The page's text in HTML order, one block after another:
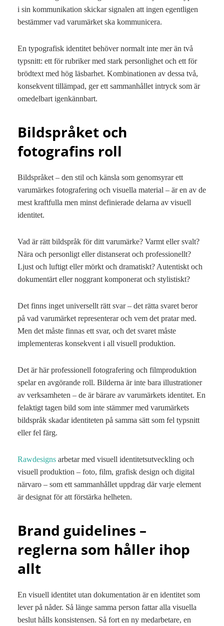
i sin kommunikation skickar signalen att ingen egentligen
bestämmer vad varumärket ska kommunicera.
En typografisk identitet behöver normalt inte mer än två
typsnitt: ett för rubriker med stark personlighet och ett för
brödtext med hög läsbarhet. Kombinationen av dessa två,
konsekvent tillämpad, ger ett sammanhållet intryck som är
omedelbart igenkännbart.
Bildspråket och
fotografins roll
Bildspråket – den stil och känsla som genomsyrar ett
varumärkes fotografering och visuella material – är en av de
mest kraftfulla men minst definierade delarna av visuell
identitet.
Vad är rätt bildspråk för ditt varumärke? Varmt eller svalt?
Nära och personligt eller distanserat och professionellt?
Ljust och luftigt eller mörkt och dramatiskt? Autentiskt och
dokumentärt eller noggrant komponerat och stylistiskt?
Det finns inget universellt rätt svar – det rätta svaret beror
på vad varumärket representerar och vem det pratar med.
Men det måste finnas ett svar, och det svaret måste
implementeras konsekvent i all visuell produktion.
Det är här professionell fotografering och filmproduktion
spelar en avgörande roll. Bilderna är inte bara illustrationer
av verksamheten – de är bärare av varumärkets identitet. En
felaktigt tagen bild som inte stämmer med varumärkets
bildspråk skadar identiteten på samma sätt som fel typsnitt
eller fel färg.
Rawdesigns arbetar med visuell identitetsutveckling och
visuell produktion – foto, film, grafisk design och digital
närvaro – som ett sammanhållet uppdrag där varje element
är designat för att förstärka helheten.
Brand guidelines –
reglerna som håller ihop
allt
En visuell identitet utan dokumentation är en identitet som
lever på nåder. Så länge samma person fattar alla visuella
beslut hålls konsistensen. Så fort en ny medarbetare, en